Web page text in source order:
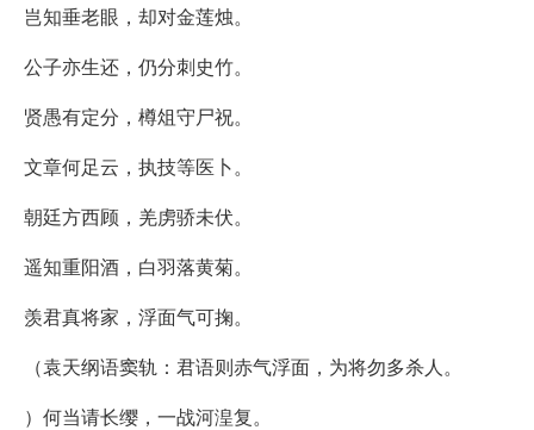
岂知垂老眼，却对金莲烛。
公子亦生还，仍分刺史竹。
贤愚有定分，樽俎守尸祝。
文章何足云，执技等医卜。
朝廷方西顾，羌虏骄未伏。
遥知重阳酒，白羽落黄菊。
羡君真将家，浮面气可掬。
（袁天纲语窦轨：君语则赤气浮面，为将勿多杀人。
）何当请长缨，一战河湟复。